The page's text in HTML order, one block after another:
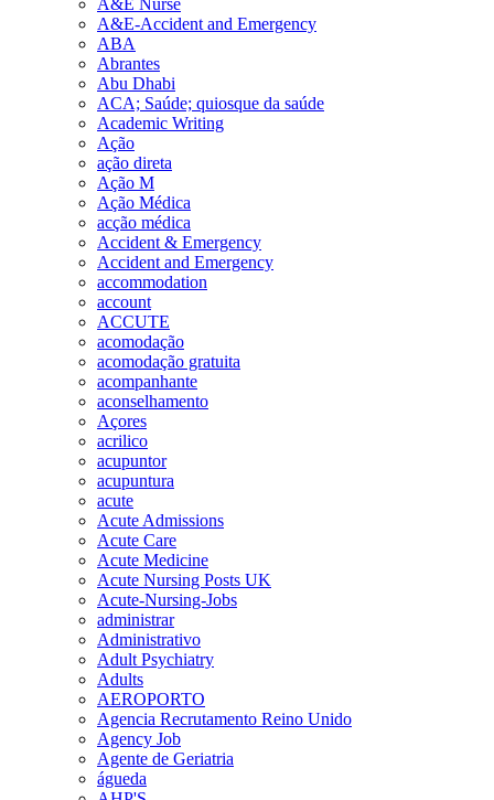
A&E-Accident and Emergency
ABA
Abrantes
Abu Dhabi
ACA; Saúde; quiosque da saúde
Academic Writing
Ação
ação direta
Ação M
Ação Médica
acção médica
Accident & Emergency
Accident and Emergency
accommodation
account
ACCUTE
acomodação
acomodação gratuita
acompanhante
aconselhamento
Açores
acrilico
acupuntor
acupuntura
acute
Acute Admissions
Acute Care
Acute Medicine
Acute Nursing Posts UK
Acute-Nursing-Jobs
administrar
Administrativo
Adult Psychiatry
Adults
AEROPORTO
Agencia Recrutamento Reino Unido
Agency Job
Agente de Geriatria
águeda